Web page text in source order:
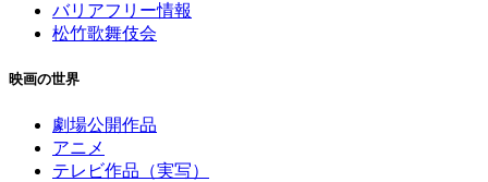
バリアフリー情報
松竹歌舞伎会
映画の世界
劇場公開作品
アニメ
テレビ作品（実写）